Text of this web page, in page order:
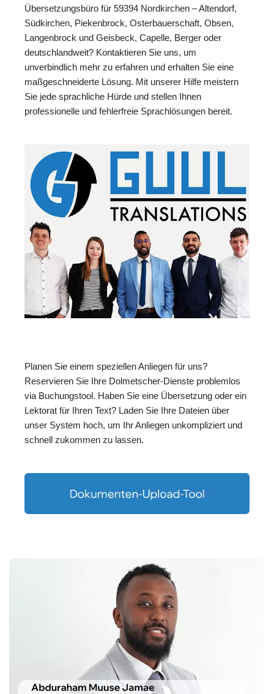
Übersetzungsbüro für 59394 Nordkirchen – Altendorf,
Südkirchen, Piekenbrock, Osterbauerschaft, Obsen,
Langenbrock und Geisbeck, Capelle, Berger oder
deutschlandweit? Kontaktieren Sie uns, um
unverbindlich mehr zu erfahren und erhalten Sie eine
maßgeschneiderte Lösung. Mit unserer Hilfe meistern
Sie jede sprachliche Hürde und stellen Ihnen
professionelle und fehlerfreie Sprachlösungen bereit.
Planen Sie einem speziellen Anliegen für uns?
Reservieren Sie Ihre Dolmetscher-Dienste problemlos
via Buchungstool. Haben Sie eine Übersetzung oder ein
Lektorat für Ihren Text? Laden Sie Ihre Dateien über
unser System hoch, um Ihr Anliegen unkompliziert und
schnell zukommen zu lassen.